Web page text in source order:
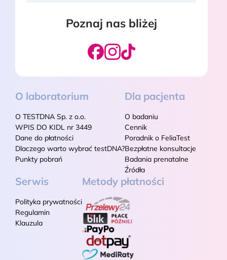
Poznaj nas bliżej
O laboratorium
O TESTDNA Sp. z o.o.
WPIS DO KIDL nr 3449
Dane do płatności
Dlaczego warto wybrać testDNA?
Punkty pobrań
Dla pacjenta
O badaniu
Cennik
Poradnik o FeliaTest
Bezpłatne konsultacje
Badania prenatalne
Źródła
Serwis
Polityka prywatności
Regulamin
Klauzula
Metody płatności